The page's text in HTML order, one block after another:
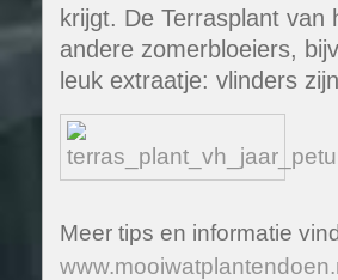
krijgt. De Terrasplant
andere zomerbloeiers,
leuk extraatje: vlinders
Meer tips en informatie